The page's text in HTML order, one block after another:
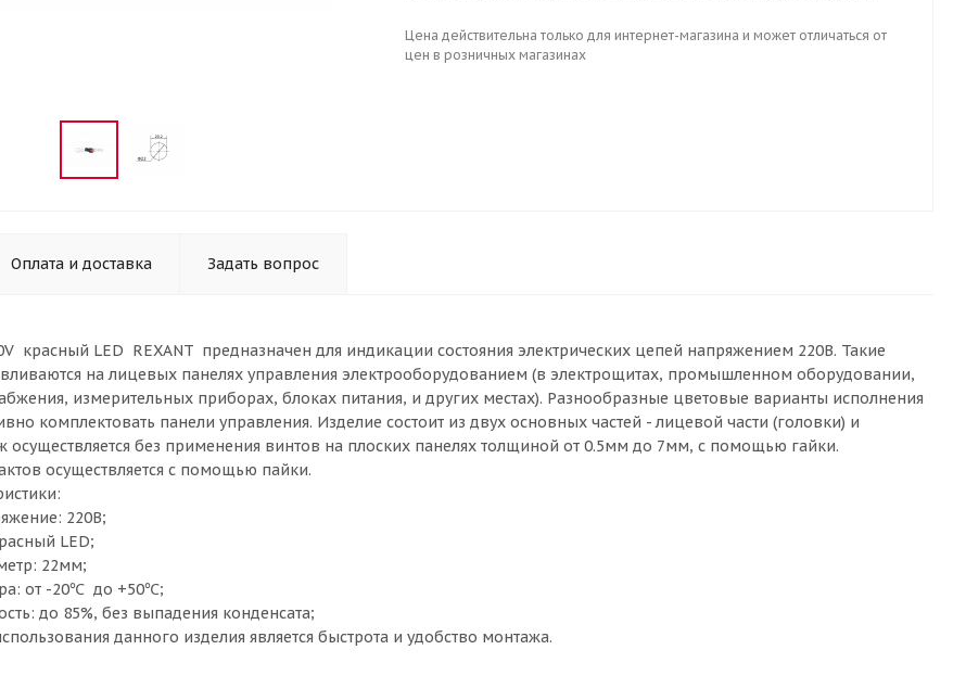
Цена действительна только для интернет-магазина и может отличаться от
цен в розничных магазинах
Оплата и доставка Задать вопрос
красный LED REXANT предназначен для индикации состояния электрических цепей напряжением 220В. Такие
на лицевых панелях управления электрооборудованием (в электрощитах, промышленном оборудовании,
измерительных приборах, блоках питания, и других местах). Разнообразные цветовые варианты исполнения
комплектовать панели управления. Изделие состоит из двух основных частей - лицевой части (головки) и
осуществляется без применения винтов на плоских панелях толщиной от 0.5мм до 7мм, с помощью гайки.
осуществляется с помощью пайки.
220В;
LED;
22мм;
от -20℃ до +50℃;
до 85%, без выпадения конденсата;
данного изделия является быстрота и удобство монтажа.